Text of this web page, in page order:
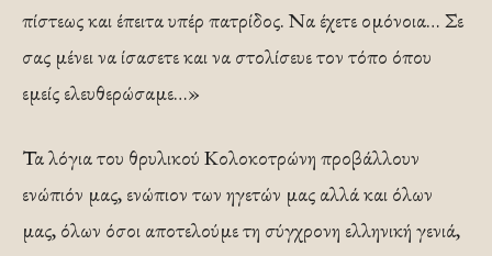
πίστεως και έπειτα υπέρ πατρίδος. Να έχετε ομόνοια… Σε
σας μένει να ίσασετε και να στολίσευε τον τόπο όπου
εμείς ελευθερώσαμε…»
Τα λόγια του θρυλικού Κολοκοτρώνη προβάλλουν
ενώπιόν μας, ενώπιον των ηγετών μας αλλά και όλων
μας, όλων όσοι αποτελούμε τη σύγχρονη ελληνική γενιά,